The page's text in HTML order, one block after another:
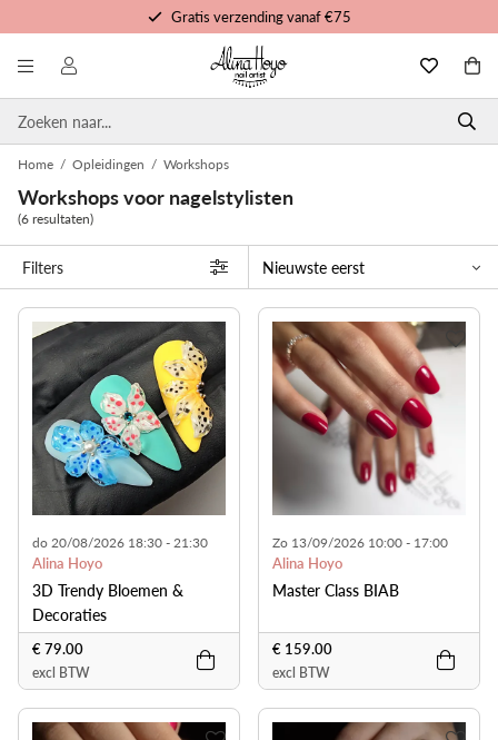
Gratis verzending vanaf €75
Gratis trainingen en tutorials
Voor 16u besteld, morgen in huis
Home / Opleidingen / Workshops
Workshops voor nagelstylisten
(6 resultaten)
Filters
do 20/08/2026 18:30 - 21:30
Alina Hoyo
3D Trendy Bloemen &
Decoraties
€ 79.00
excl BTW
Zo 13/09/2026 10:00 - 17:00
Alina Hoyo
Master Class BIAB
€ 159.00
excl BTW